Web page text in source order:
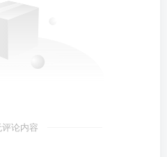
评论内容